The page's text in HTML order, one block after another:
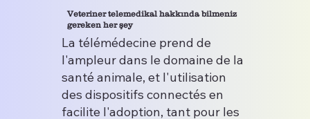
Veteriner telemedikal hakkında bilmeniz
gereken her şey
La télémédecine prend de
l'ampleur dans le domaine de la
santé animale, et l'utilisation
des dispositifs connectés en
facilite l'adoption, tant pour les